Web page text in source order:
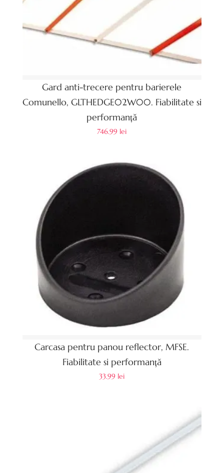
Gard anti-trecere pentru barierele
Comunello, GLTHEDGE02W00. Fiabilitate si
performanță
746.99 lei
Carcasa pentru panou reflector, MFSE.
Fiabilitate si performanță
33.99 lei